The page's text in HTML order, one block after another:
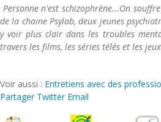
Personne n'est schizophrène...On
de la chaine Psylab, deux jeunes
y voir plus clair dans les troubles
travers les films, les séries télés et les
Voir aussi : Entretiens avec des
Partager Twitter Email